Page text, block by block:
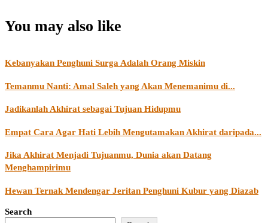
You may also like
Kebanyakan Penghuni Surga Adalah Orang Miskin
Temanmu Nanti: Amal Saleh yang Akan Menemanimu di...
Jadikanlah Akhirat sebagai Tujuan Hidupmu
Empat Cara Agar Hati Lebih Mengutamakan Akhirat daripada...
Jika Akhirat Menjadi Tujuanmu, Dunia akan Datang
Menghampirimu
Hewan Ternak Mendengar Jeritan Penghuni Kubur yang Diazab
Search